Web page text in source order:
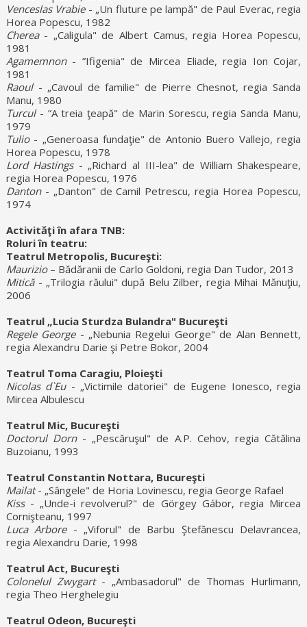
Venceslas Vrabie- „Un fluture pe lampă" de Paul Everac, regia
Horea Popescu, 1982
Cherea- „Caligula" de Albert Camus, regia Horea Popescu,
1981
Agamemnon- ”Ifigenia" de Mircea Eliade, regia Ion Cojar,
1981
Raoul- „Cavoul de familie" de Pierre Chesnot, regia Sanda
Manu, 1980
Turcul- ”A treia ţeapă" de Marin Sorescu, regia Sanda Manu,
1979
Tulio- „Generoasa fundaţie" de Antonio Buero Vallejo, regia
Horea Popescu, 1978
Lord Hastings- „Richard al III-lea" de William Shakespeare,
regia Horea Popescu, 1976
Danton- „Danton" de Camil Petrescu, regia Horea Popescu,
1974
Activităţi în afara TNB:
Roluri în teatru:
Teatrul Metropolis, Bucureşti:
Maurizio– Bădăranii de Carlo Goldoni, regia Dan Tudor, 2013
Mitică- „Trilogia răului" după Belu Zilber, regia Mihai Mănuţiu,
2006
Teatrul „Lucia Sturdza Bulandra" Bucureşti
Regele George- „Nebunia Regelui George" de Alan Bennett,
regia Alexandru Darie şi Petre Bokor, 2004
Teatrul Toma Caragiu, Ploieşti
Nicolas d`Eu- „Victimile datoriei" de Eugene Ionesco, regia
Mircea Albulescu
Teatrul Mic, Bucureşti
Doctorul Dorn- „Pescăruşul" de A.P. Cehov, regia Cătălina
Buzoianu, 1993
Teatrul Constantin Nottara, Bucureşti
Mailat- „Sângele" de Horia Lovinescu, regia George Rafael
Kiss- „Unde-i revolverul?" de Görgey Gábor, regia Mircea
Cornişteanu, 1997
Luca Arbore- „Viforul" de Barbu Ştefănescu Delavrancea,
regia Alexandru Darie, 1998
Teatrul Act, Bucureşti
Colonelul Zwygart- „Ambasadorul" de Thomas Hurlimann,
regia Theo Herghelegiu
Teatrul Odeon, Bucureşti